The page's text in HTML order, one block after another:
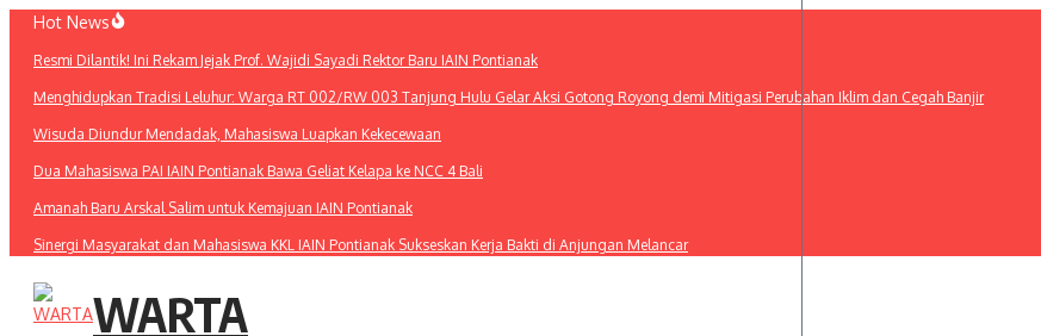
Lewati
konten
Hot News
Resmi Dilantik! Ini Rekam Jejak Prof. Wajidi Sayadi Rektor Baru IAIN Pontianak
Menghidupkan Tradisi Leluhur: Warga RT 002/RW 003 Tanjung Hulu Gelar Aksi Gotong Royong demi Mitigasi Perubahan Iklim dan Cegah Banjir
Wisuda Diundur Mendadak, Mahasiswa Luapkan Kekecewaan
Dua Mahasiswa PAI IAIN Pontianak Bawa Geliat Kelapa ke NCC 4 Bali
Amanah Baru Arskal Salim untuk Kemajuan IAIN Pontianak
Sinergi Masyarakat dan Mahasiswa KKL IAIN Pontianak Sukseskan Kerja Bakti di Anjungan Melancar
WARTA